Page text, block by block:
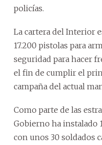
policías.
La cartera del Interior
17.200 pistolas para
seguridad para hacer
el fin de cumplir el
campaña del actual
Como parte de las
Gobierno ha instalado
con unos 30 soldados